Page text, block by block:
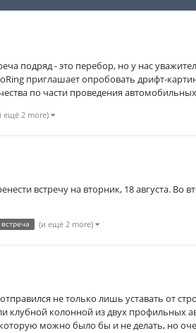
подряд - это перебор, но у нас
приглашает опробовать дрифт-
по части проведения
ещё 2 more)
встречу на вторник, 18 августа. Во
встреча (и ещё 2 more)
не только лишь уставать от
клубной колонной из двух
можно было бы и не делать, но